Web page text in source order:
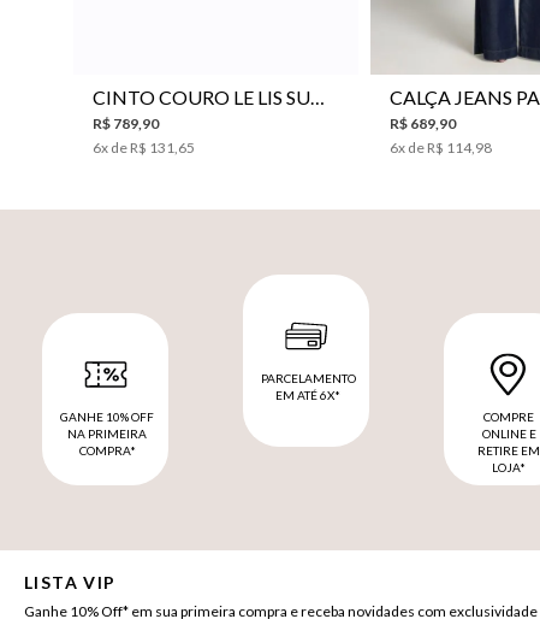
CINTO COURO LE LIS SUKI FEMININO
R$ 789,90
6x de R$ 131,65
34 36 40
R$ 689,90
6x de R$ 114,98
GANHE 10% OFF
NA PRIMEIRA
COMPRA*
PARCELAMENTO
EM ATÉ 6X*
COMPRE
ONLINE E
RETIRE EM
LOJA*
LISTA VIP
Ganhe 10% Off* em sua primeira compra e receba novidades com exclusividade